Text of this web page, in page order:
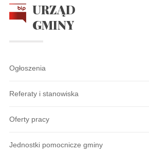
URZĄD
GMINY
Ogłoszenia
Referaty i stanowiska
Oferty pracy
Jednostki pomocnicze gminy